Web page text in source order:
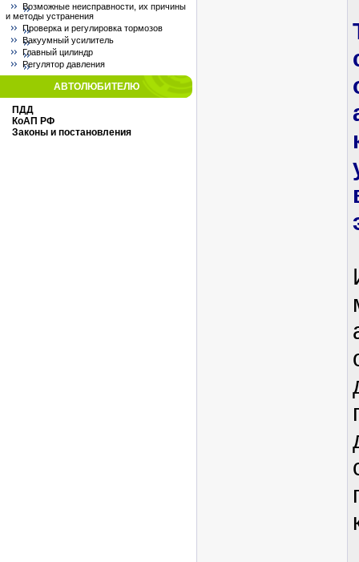
Возможные неисправности, их причины
и методы устранения
Проверка и регулировка тормозов
Вакуумный усилитель
Главный цилиндр
Регулятор давления
АВТОЛЮБИТЕЛЮ
ПДД
КоАП РФ
Законы и постановления